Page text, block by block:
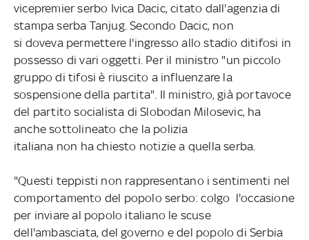
vicepremier serbo Ivica Dacic, citato dall'agenzia di
stampa serba Tanjug. Secondo Dacic, non
si doveva permettere l'ingresso allo stadio ditifosi in
possesso di vari oggetti. Per il ministro "un piccolo
gruppo di tifosi è riuscito a influenzare la
sospensione della partita". Il ministro, già portavoce
del partito socialista di Slobodan Milosevic, ha
anche sottolineato che la polizia
italiana non ha chiesto notizie a quella serba.
"Questi teppisti non rappresentano i sentimenti nel
comportamento del popolo serbo: colgo l'occasione
per inviare al popolo italiano le scuse
dell'ambasciata, del governo e del popolo di Serbia